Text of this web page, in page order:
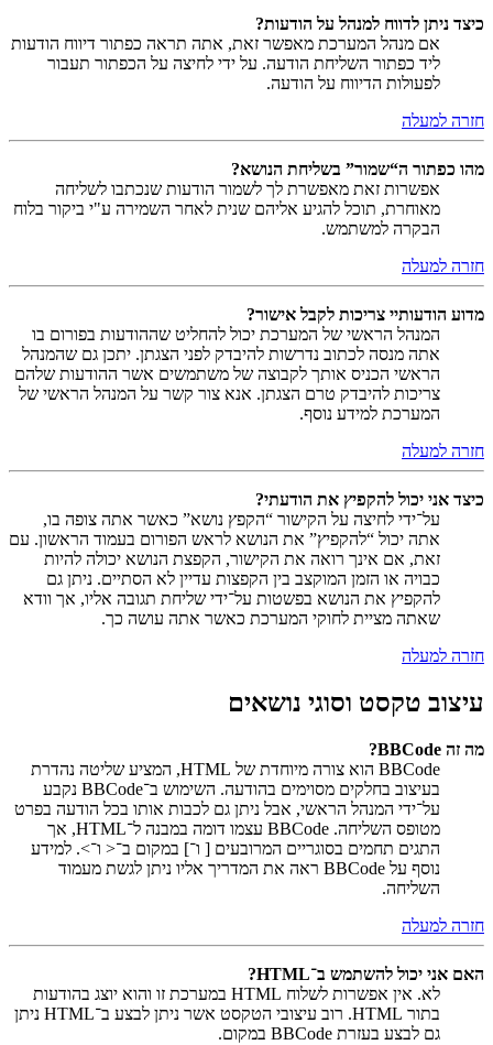
כיצד ניתן לדווח למנהל על הודעות?
אם מנהל המערכת מאפשר זאת, אתה תראה כפתור דיווח הודעות
ליד כפתור השליחת הודעה. על ידי לחיצה על הכפתור תעבור
לפעולות הדיווח על הודעה.
חזרה למעלה
מהו כפתור ה“שמור” בשליחת הנושא?
אפשרות זאת מאפשרת לך לשמור הודעות שנכתבו לשליחה
מאוחרת, תוכל להגיע אליהם שנית לאחר השמירה ע"י ביקור בלוח
הבקרה למשתמש.
חזרה למעלה
מדוע הודעותיי צריכות לקבל אישור?
המנהל הראשי של המערכת יכול להחליט שההודעות בפורום בו
אתה מנסה לכתוב נדרשות להיבדק לפני הצגתן. יתכן גם שהמנהל
הראשי הכניס אותך לקבוצה של משתמשים אשר ההודעות שלהם
צריכות להיבדק טרם הצגתן. אנא צור קשר על המנהל הראשי של
המערכת למידע נוסף.
חזרה למעלה
כיצד אני יכול להקפיץ את הודעתי?
על־ידי לחיצה על הקישור “הקפץ נושא” כאשר אתה צופה בו,
אתה יכול “להקפיץ” את הנושא לראש הפורום בעמוד הראשון. עם
זאת, אם אינך רואה את הקישור, הקפצת הנושא יכולה להיות
כבויה או הזמן המוקצב בין הקפצות עדיין לא הסתיים. ניתן גם
להקפיץ את הנושא בפשטות על־ידי שליחת תגובה אליו, אך וודא
שאתה מציית לחוקי המערכת כאשר אתה עושה כך.
חזרה למעלה
עיצוב טקסט וסוגי נושאים
מה זה BBCode?
BBCode הוא צורה מיוחדת של HTML, המציע שליטה נהדרת
בעיצוב בחלקים מסוימים בהודעה. השימוש ב־BBCode נקבע
על־ידי המנהל הראשי, אבל ניתן גם לכבות אותו בכל הודעה בפרט
מטופס השליחה. BBCode עצמו דומה במבנה ל־HTML, אך
התגים תחמים בסוגריים המרובעים [ ו־] במקום ב־< ו־>. למידע
נוסף על BBCode ראה את המדריך אליו ניתן לגשת מעמוד
השליחה.
חזרה למעלה
האם אני יכול להשתמש ב־HTML?
לא. אין אפשרות לשלוח HTML במערכת זו והוא יוצג בהודעות
בתור HTML. רוב עיצובי הטקסט אשר ניתן לבצע ב־HTML ניתן
גם לבצע בעזרת BBCode במקום.